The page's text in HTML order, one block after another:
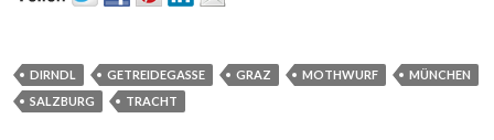
DIRNDL GETREIDEGASSE GRAZ MOTHWURF
MÜNCHEN
SALZBURG
TRACHT